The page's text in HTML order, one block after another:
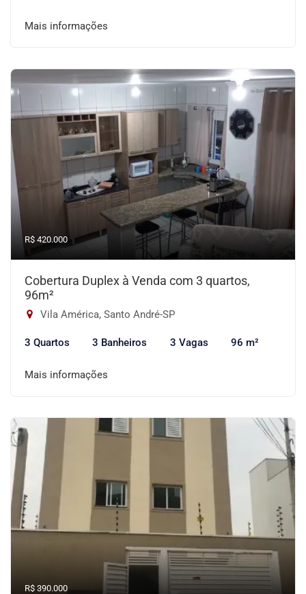
Mais informações
R$ 420.000
Cobertura Duplex à Venda com 3 quartos,
96m²
Vila América, Santo André-SP
3 Quartos 3 Banheiros 3 Vagas 96 m²
Mais informações
R$ 390.000